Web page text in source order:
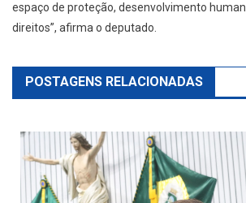
espaço de proteção, desenvolvimento
direitos”, afirma o deputado.
POSTAGENS RELACIONADAS